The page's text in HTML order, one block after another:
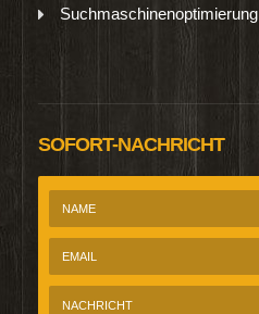
Suchmaschinenoptimierung
SOFORT-NACHRICHT